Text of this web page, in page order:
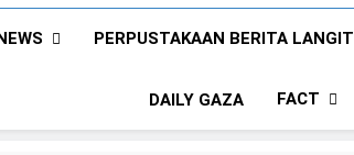
PERPUSTAKAAN BERITA LANGIT
DAILY GAZA FACT